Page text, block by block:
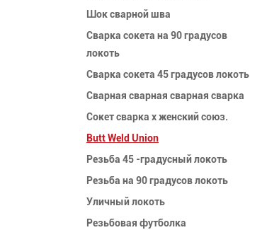
Шок сварной шва
Сварка сокета на 90 градусов
локоть
Сварка сокета 45 градусов локоть
Сварная сварная сварная сварка
Сокет сварка x женский союз.
Butt Weld Union
Резьба 45 -градусный локоть
Резьба на 90 градусов локоть
Уличный локоть
Резьбовая футболка